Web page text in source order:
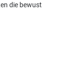
die bewust